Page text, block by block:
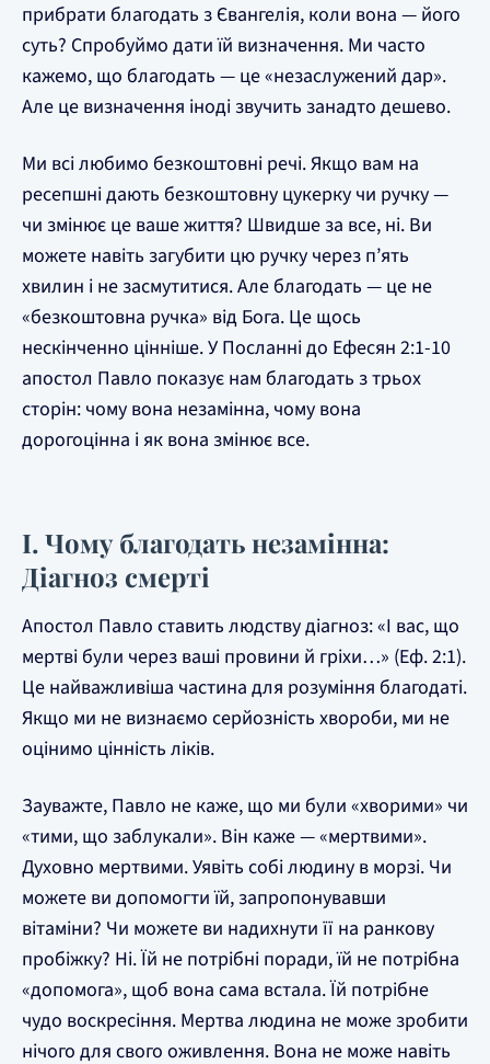
прибрати благодать з Євангелія, коли вона — його
суть? Спробуймо дати їй визначення. Ми часто
кажемо, що благодать — це «незаслужений дар».
Але це визначення іноді звучить занадто дешево.
Ми всі любимо безкоштовні речі. Якщо вам на
ресепшні дають безкоштовну цукерку чи ручку —
чи змінює це ваше життя? Швидше за все, ні. Ви
можете навіть загубити цю ручку через п’ять
хвилин і не засмутитися. Але благодать — це не
«безкоштовна ручка» від Бога. Це щось
нескінченно цінніше. У Посланні до Ефесян 2:1-10
апостол Павло показує нам благодать з трьох
сторін: чому вона незамінна, чому вона
дорогоцінна і як вона змінює все.
I. Чому благодать незамінна:
Діагноз смерті
Апостол Павло ставить людству діагноз: «І вас, що
мертві були через ваші провини й гріхи…» (Еф. 2:1).
Це найважливіша частина для розуміння благодаті.
Якщо ми не визнаємо серйозність хвороби, ми не
оцінимо цінність ліків.
Зауважте, Павло не каже, що ми були «хворими» чи
«тими, що заблукали». Він каже — «мертвими».
Духовно мертвими. Уявіть собі людину в морзі. Чи
можете ви допомогти їй, запропонувавши
вітаміни? Чи можете ви надихнути її на ранкову
пробіжку? Ні. Їй не потрібні поради, їй не потрібна
«допомога», щоб вона сама встала. Їй потрібне
чудо воскресіння. Мертва людина не може зробити
нічого для свого оживлення. Вона не може навіть